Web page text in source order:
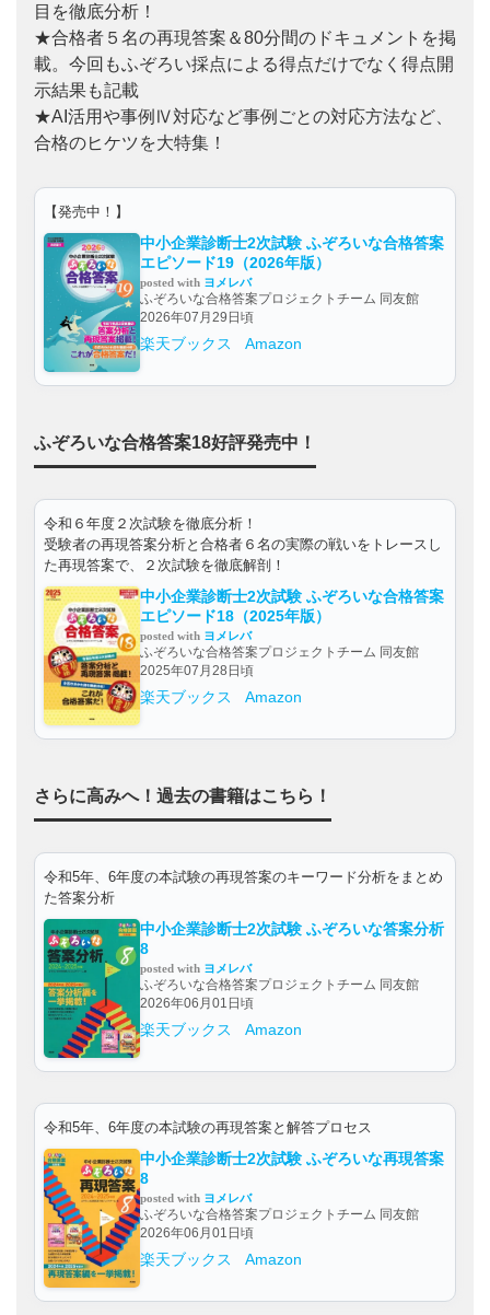
目を徹底分析！
★合格者５名の再現答案＆80分間のドキュメントを掲
載。今回もふぞろい採点による得点だけでなく得点開
示結果も記載
★AI活用や事例Ⅳ対応など事例ごとの対応方法など、
合格のヒケツを大特集！
【発売中！】
中小企業診断士2次試験 ふぞろいな合格答案
エピソード19（2026年版）
posted with ヨメレバ
ふぞろいな合格答案プロジェクトチーム 同友館
2026年07月29日頃
楽天ブックス Amazon
ふぞろいな合格答案18好評発売中！
令和６年度２次試験を徹底分析！
受験者の再現答案分析と合格者６名の実際の戦いをトレースし
た再現答案で、２次試験を徹底解剖！
中小企業診断士2次試験 ふぞろいな合格答案
エピソード18（2025年版）
posted with ヨメレバ
ふぞろいな合格答案プロジェクトチーム 同友館
2025年07月28日頃
楽天ブックス Amazon
さらに高みへ！過去の書籍はこちら！
令和5年、6年度の本試験の再現答案のキーワード分析をまとめ
た答案分析
中小企業診断士2次試験 ふぞろいな答案分析
8
posted with ヨメレバ
ふぞろいな合格答案プロジェクトチーム 同友館
2026年06月01日頃
楽天ブックス Amazon
令和5年、6年度の本試験の再現答案と解答プロセス
中小企業診断士2次試験 ふぞろいな再現答案
8
posted with ヨメレバ
ふぞろいな合格答案プロジェクトチーム 同友館
2026年06月01日頃
楽天ブックス Amazon